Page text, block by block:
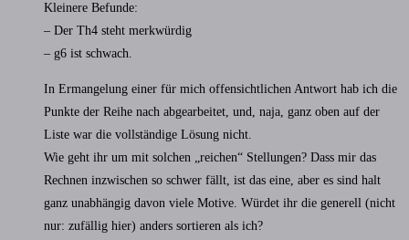
Kleinere Befunde:
– Der Th4 steht merkwürdig
– g6 ist schwach.
In Ermangelung einer für mich offensichtlichen Antwort hab ich die
Punkte der Reihe nach abgearbeitet, und, naja, ganz oben auf der
Liste war die vollständige Lösung nicht.
Wie geht ihr um mit solchen „reichen“ Stellungen? Dass mir das
Rechnen inzwischen so schwer fällt, ist das eine, aber es sind halt
ganz unabhängig davon viele Motive. Würdet ihr die generell (nicht
nur: zufällig hier) anders sortieren als ich?